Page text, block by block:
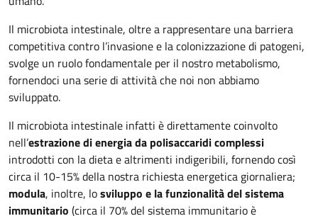
Il microbiota intestinale, oltre a rappresentare una barriera
competitiva contro l’invasione e la colonizzazione di patogeni,
svolge un ruolo fondamentale per il nostro metabolismo,
fornendoci una serie di attività che noi non abbiamo
sviluppato.
Il microbiota intestinale infatti è direttamente coinvolto
nell’estrazione di energia da polisaccaridi complessi
introdotti con la dieta e altrimenti indigeribili, fornendo così
circa il 10-15% della nostra richiesta energetica giornaliera;
modula, inoltre, losviluppo e la funzionalità del sistema
immunitario (circa il 70% del sistema immunitario è